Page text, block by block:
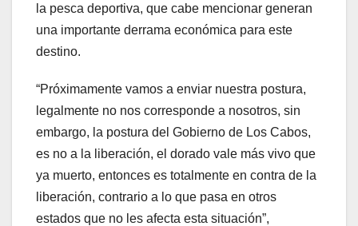
la pesca deportiva, que cabe mencionar generan
una importante derrama económica para este
destino.
“Próximamente vamos a enviar nuestra postura,
legalmente no nos corresponde a nosotros, sin
embargo, la postura del Gobierno de Los Cabos,
es no a la liberación, el dorado vale más vivo que
ya muerto, entonces es totalmente en contra de la
liberación, contrario a lo que pasa en otros
estados que no les afecta esta situación”,